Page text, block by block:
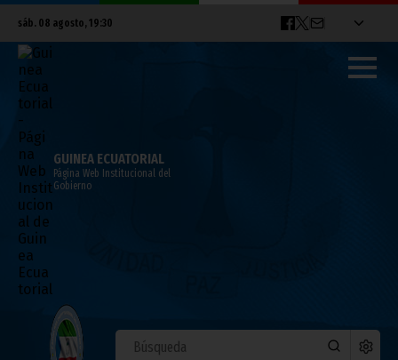
sáb. 08 agosto, 19:30
GUINEA ECUATORIAL
Página Web Institucional del
Gobierno
ÁFRICA